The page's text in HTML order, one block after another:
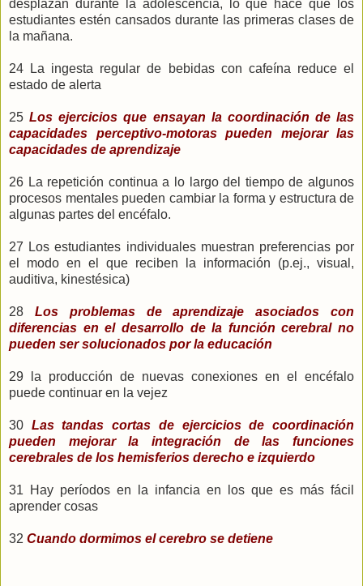
desplazan durante la adolescencia, lo que hace que los
estudiantes estén cansados durante las primeras clases de
la mañana.
24 La ingesta regular de bebidas con cafeína reduce el
estado de alerta
25Los ejercicios que ensayan la coordinación de las
capacidades perceptivo-motoras pueden mejorar las
capacidades de aprendizaje
26 La repetición continua a lo largo del tiempo de algunos
procesos mentales pueden cambiar la forma y estructura de
algunas partes del encéfalo.
27 Los estudiantes individuales muestran preferencias por
el modo en el que reciben la información (p.ej., visual,
auditiva, kinestésica)
28 Los problemas de aprendizaje asociados con
diferencias en el desarrollo de la función cerebral no
pueden ser solucionados por la educación
29 la producción de nuevas conexiones en el encéfalo
puede continuar en la vejez
30 Las tandas cortas de ejercicios de coordinación
pueden mejorar la integración de las funciones
cerebrales de los hemisferios derecho e izquierdo
31 Hay períodos en la infancia en los que es más fácil
aprender cosas
32 Cuando dormimos el cerebro se detiene